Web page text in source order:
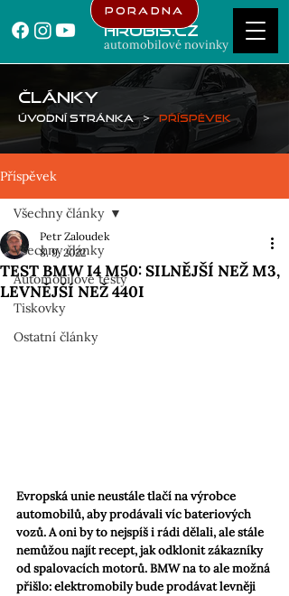
Hrubis.cz
automobilové novinky
Poradna
ČLÁNKY
Úvodní stránka > Příspěvek
Příspěvek
Všechny články
Automobilové testy
Tiskovky
Ostatní články
Všechny články
TEST BMW I4 M50: SILNĚJŠÍ NEŽ M3,
LEVNĚJŠÍ NEŽ 440I
Petr Zaloudek
8. 9. 2022
Evropská unie neustále tlačí na výrobce
automobilů, aby prodávali víc bateriových
vozů. A oni by to nejspíš i rádi dělali, ale stále
nemůžou najít recept, jak odklonit zákazníky
od spalovacích motorů. BMW na to ale možná
přišlo: elektromobily bude prodávat levněji